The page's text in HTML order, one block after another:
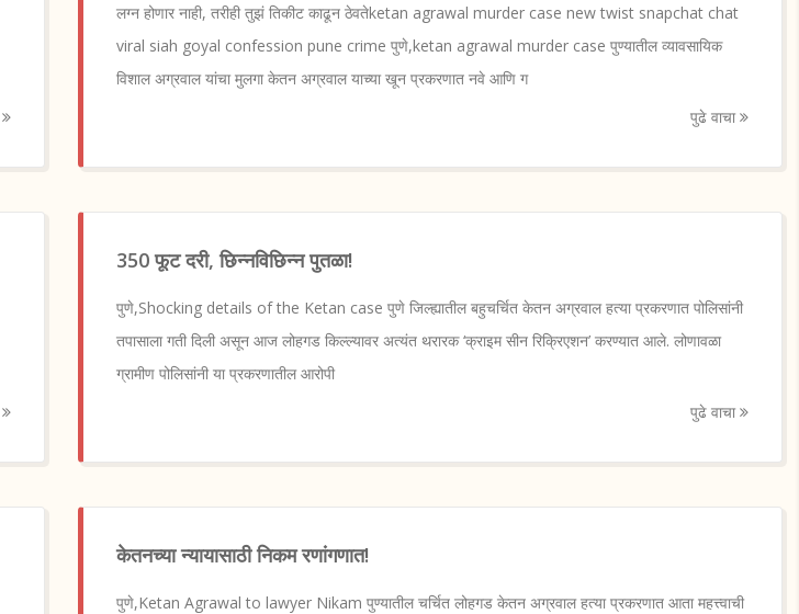
लग्न होणार नाही, तरीही तुझं तिकीट काढून ठेवतेketan agrawal murder case new twist snapchat chat
viral siah goyal confession pune crime पुणे,ketan agrawal murder case पुण्यातील व्यावसायिक
विशाल अग्रवाल यांचा मुलगा केतन अग्रवाल याच्या खून प्रकरणात नवे आणि ग
पुढे वाचा
350 फूट दरी, छिन्नविछिन्न पुतळा!
पुणे,Shocking details of the Ketan case पुणे जिल्ह्यातील बहुचर्चित केतन अग्रवाल हत्या प्रकरणात पोलिसांनी
तपासाला गती दिली असून आज लोहगड किल्ल्यावर अत्यंत थरारक ‘क्राइम सीन रिक्रिएशन’ करण्यात आले. लोणावळा
ग्रामीण पोलिसांनी या प्रकरणातील आरोपी
पुढे वाचा
केतनच्या न्यायासाठी निकम रणांगणात!
पुणे,Ketan Agrawal to lawyer Nikam पुण्यातील चर्चित लोहगड केतन अग्रवाल हत्या प्रकरणात आता महत्त्वाची